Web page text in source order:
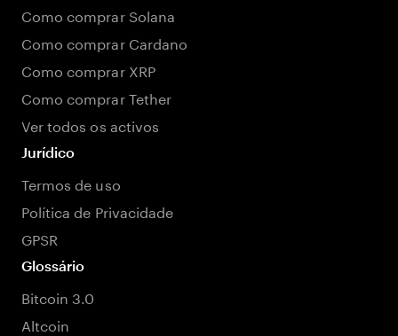
Como comprar Solana
Como comprar Cardano
Como comprar XRP
Como comprar Tether
Ver todos os activos
Jurídico
Termos de uso
Política de Privacidade
GPSR
Glossário
Bitcoin 3.0
Altcoin